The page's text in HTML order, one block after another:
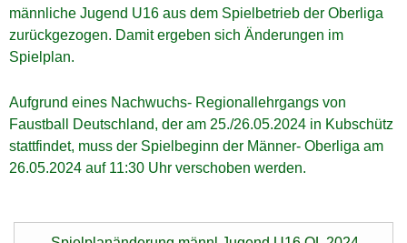
männliche Jugend U16 aus dem Spielbetrieb der Oberliga
zurückgezogen. Damit ergeben sich Änderungen im
Spielplan.
Aufgrund eines Nachwuchs- Regionallehrgangs von
Faustball Deutschland, der am 25./26.05.2024 in Kubschütz
stattfindet, muss der Spielbeginn der Männer- Oberliga am
26.05.2024 auf 11:30 Uhr verschoben werden.